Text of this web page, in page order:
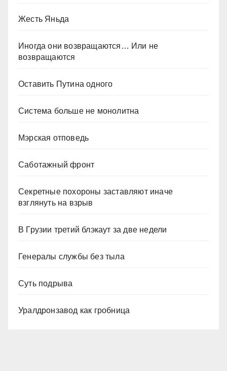
Жесть Яньда
Иногда они возвращаются… Или не
возвращаются
Оставить Путина одного
Система больше не монолитна
Мэрская отповедь
Саботажный фронт
Секретные похороны заставляют иначе
взглянуть на взрыв
В Грузии третий блэкаут за две недели
Генералы службы без тыла
Суть подрыва
Уралдронзавод как гробница